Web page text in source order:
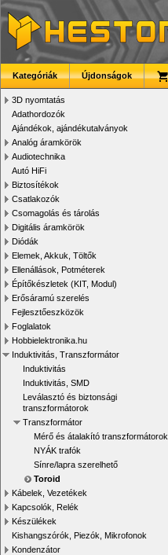
Kategóriák Újdonságok
3D nyomtatás
Adathordozók
Ajándékok, ajándékutalványok
Analóg áramkörök
Audiotechnika
Autó HiFi
Biztosítékok
Csatlakozók
Csomagolás és tárolás
Digitális áramkörök
Diódák
Elemek, Akkuk, Töltők
Ellenállások, Potméterek
Építőkészletek (KIT, Modul)
Erősáramú szerelés
Fejlesztőeszközök
Foglalatok
Hobbielektronika.hu
Induktivitás, Transzformátor
Induktivitás
Induktivitás, SMD
Leválasztó és biztonsági
transzformátorok
Transzformátor
Mérő és átalakító transzformátorok
NYÁK trafók
Sínre/lapra szerelhető
Toroid
Kábelek, Vezetékek
Kapcsolók, Relék
Készülékek
Kishangszórók, Piezók, Mikrofonok
Kondenzátor